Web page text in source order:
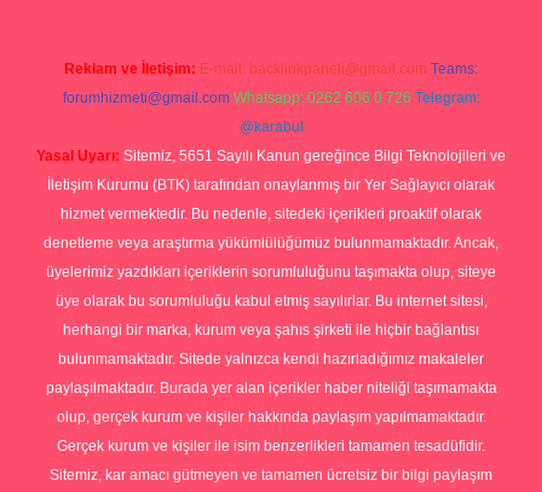
Reklam ve İletişim: E-mail: backlinkpaneli@gmail.com Teams:
forumhizmeti@gmail.com Whatsapp: 0262 606 0 726 Telegram:
@karabul
Yasal Uyarı: Sitemiz, 5651 Sayılı Kanun gereğince Bilgi Teknolojileri ve
İletişim Kurumu (BTK) tarafından onaylanmış bir Yer Sağlayıcı olarak
hizmet vermektedir. Bu nedenle, sitedeki içerikleri proaktif olarak
denetleme veya araştırma yükümlülüğümüz bulunmamaktadır. Ancak,
üyelerimiz yazdıkları içeriklerin sorumluluğunu taşımakta olup, siteye
üye olarak bu sorumluluğu kabul etmiş sayılırlar. Bu internet sitesi,
herhangi bir marka, kurum veya şahıs şirketi ile hiçbir bağlantısı
bulunmamaktadır. Sitede yalnızca kendi hazırladığımız makaleler
paylaşılmaktadır. Burada yer alan içerikler haber niteliği taşımamakta
olup, gerçek kurum ve kişiler hakkında paylaşım yapılmamaktadır.
Gerçek kurum ve kişiler ile isim benzerlikleri tamamen tesadüfidir.
Sitemiz, kar amacı gütmeyen ve tamamen ücretsiz bir bilgi paylaşım